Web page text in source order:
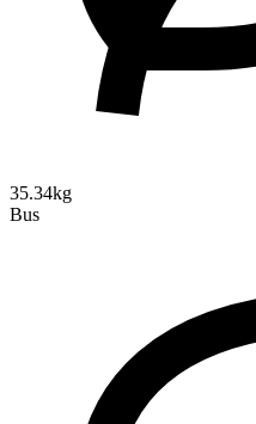
35.34kg
Bus